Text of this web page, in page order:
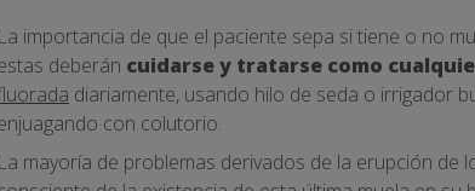
La importancia de que el paciente sepa si tiene o no
deberán cuidarse y tratarse como
diariamente, usando hilo de seda o irrigador
con colutorio.
La mayoría de problemas derivados de la erupción